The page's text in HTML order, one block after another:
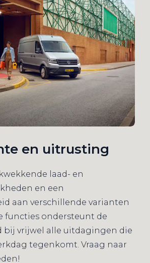
en uitrusting
laad- en
en een
aan verschillende varianten
functies ondersteunt de
bij vrijwel alle uitdagingen die
tegenkomt. Vraag naar